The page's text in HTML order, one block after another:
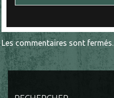
Les commentaires sont fermés.